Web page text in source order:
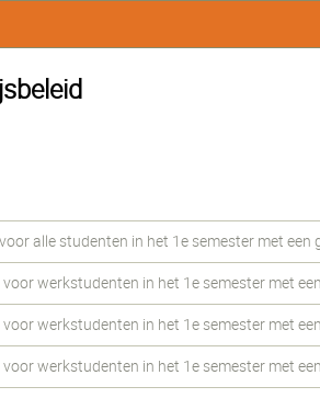
alle studenten in het 1e semester met een
werkstudenten in het 1e semester met
werkstudenten in het 1e semester met
werkstudenten in het 1e semester met